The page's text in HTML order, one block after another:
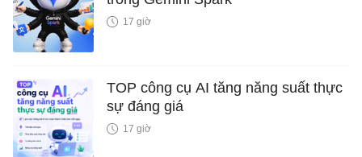
17 giờ
TOP công cụ AI tăng năng suất thực
sự đáng giá
17 giờ